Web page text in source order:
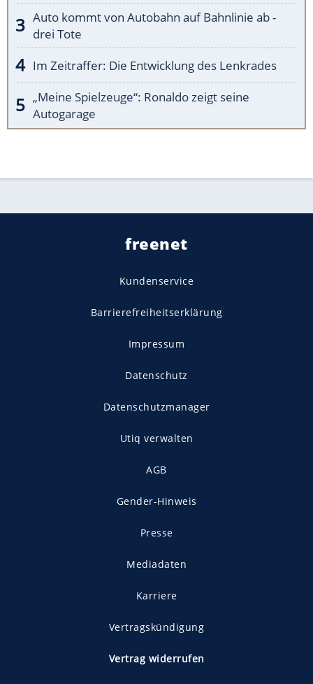
Auto kommt von Autobahn auf Bahnlinie ab -
drei Tote
Im Zeitraffer: Die Entwicklung des Lenkrades
„Meine Spielzeuge“: Ronaldo zeigt seine
Autogarage
freenet
Kundenservice
Barrierefreiheitserklärung
Impressum
Datenschutz
Datenschutzmanager
Utiq verwalten
AGB
Gender-Hinweis
Presse
Mediadaten
Karriere
Vertragskündigung
Vertrag widerrufen